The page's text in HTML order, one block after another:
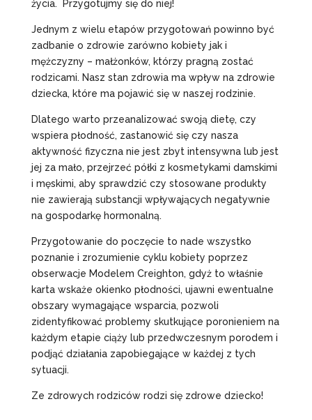
życia. Przygotujmy się do niej!
Jednym z wielu etapów przygotowań powinno być
zadbanie o zdrowie zarówno kobiety jak i
mężczyzny – małżonków, którzy pragną zostać
rodzicami. Nasz stan zdrowia ma wpływ na zdrowie
dziecka, które ma pojawić się w naszej rodzinie.
Dlatego warto przeanalizować swoją dietę, czy
wspiera płodność, zastanowić się czy nasza
aktywność fizyczna nie jest zbyt intensywna lub jest
jej za mało, przejrzeć półki z kosmetykami damskimi
i męskimi, aby sprawdzić czy stosowane produkty
nie zawierają substancji wpływających negatywnie
na gospodarkę hormonalną.
Przygotowanie do poczęcie to nade wszystko
poznanie i zrozumienie cyklu kobiety poprzez
obserwacje Modelem Creighton, gdyż to właśnie
karta wskaże okienko płodności, ujawni ewentualne
obszary wymagające wsparcia, pozwoli
zidentyfikować problemy skutkujące poronieniem na
każdym etapie ciąży lub przedwczesnym porodem i
podjąć działania zapobiegające w każdej z tych
sytuacji.
Ze zdrowych rodziców rodzi się zdrowe dziecko!